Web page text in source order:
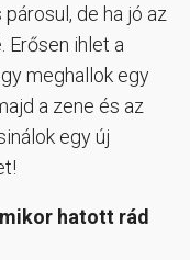
de ha jó az
Erősen ihlet a
meghallok egy
a zene és az
egy új
hatott rád